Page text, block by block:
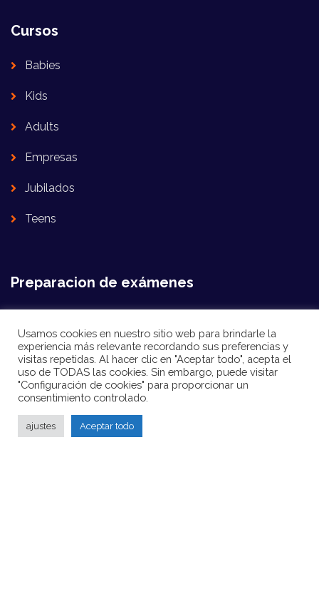
Cursos
Babies
Kids
Adults
Empresas
Jubilados
Teens
Preparacion de exámenes
Trinity
IELTS
EOI
Usamos cookies en nuestro sitio web para brindarle la
experiencia más relevante recordando sus preferencias y
visitas repetidas. Al hacer clic en "Aceptar todo", acepta el
uso de TODAS las cookies. Sin embargo, puede visitar
"Configuración de cookies" para proporcionar un
consentimiento controlado.
ajustes Aceptar todo